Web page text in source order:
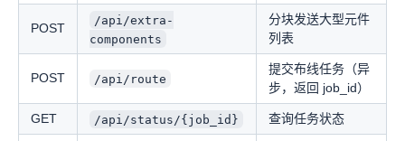
POST
/api/extra-
components
分块发送大型元件
列表
POST /api/route
提交布线任务（异
步，返回 job_id）
GET /api/status/{job_id} 查询任务状态